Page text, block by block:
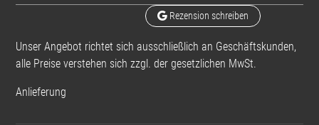
Rezension schreiben
Unser Angebot richtet sich ausschließlich an Geschäftskunden,
alle Preise verstehen sich zzgl. der gesetzlichen MwSt.
Anlieferung